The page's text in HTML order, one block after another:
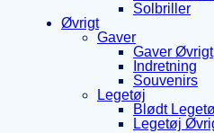
Solbriller
Øvrigt
Gaver
Gaver Øvrigt
Indretning
Souvenirs
Legetøj
Blødt
Legetøj